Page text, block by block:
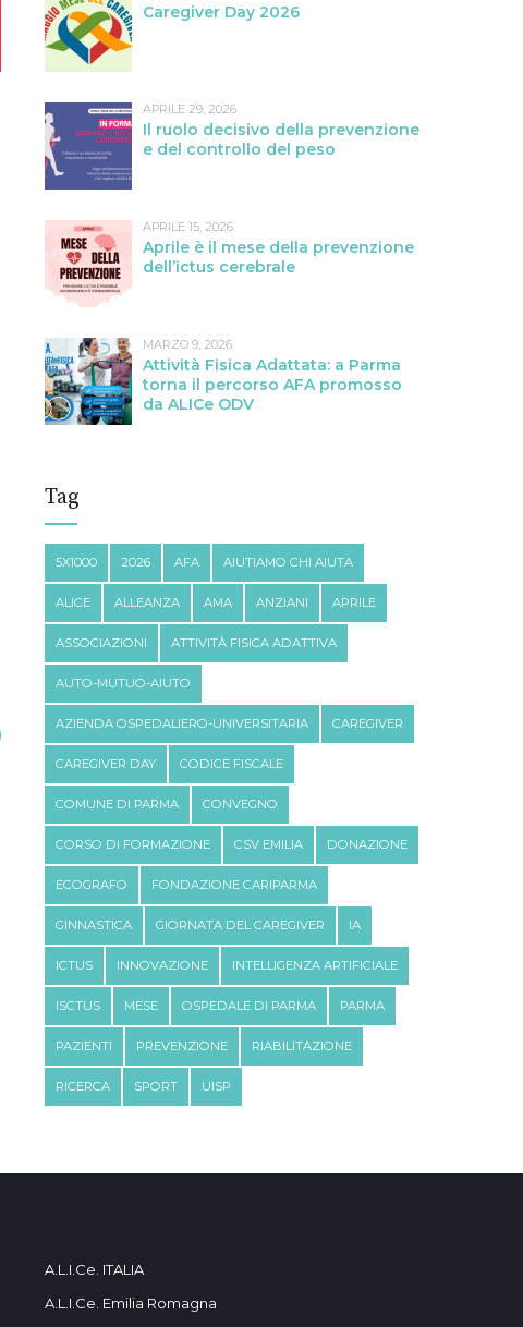
Caregiver Day 2026
APRILE 29, 2026
Il ruolo decisivo della prevenzione
e del controllo del peso
APRILE 15, 2026
Aprile è il mese della prevenzione
dell’ictus cerebrale
MARZO 9, 2026
Attività Fisica Adattata: a Parma
torna il percorso AFA promosso
da ALICe ODV
Tag
5X1000 2026 AFA AIUTIAMO CHI AIUTA
ALICE ALLEANZA AMA ANZIANI APRILE
ASSOCIAZIONI ATTIVITÀ FISICA ADATTIVA
AUTO-MUTUO-AIUTO
AZIENDA OSPEDALIERO-UNIVERSITARIA CAREGIVER
CAREGIVER DAY CODICE FISCALE
COMUNE DI PARMA CONVEGNO
CORSO DI FORMAZIONE CSV EMILIA DONAZIONE
ECOGRAFO FONDAZIONE CARIPARMA
GINNASTICA GIORNATA DEL CAREGIVER IA
ICTUS INNOVAZIONE INTELLIGENZA ARTIFICIALE
ISCTUS MESE OSPEDALE DI PARMA PARMA
PAZIENTI PREVENZIONE RIABILITAZIONE
RICERCA SPORT UISP
A.L.I.Ce. ITALIA
A.L.I.Ce. Emilia Romagna